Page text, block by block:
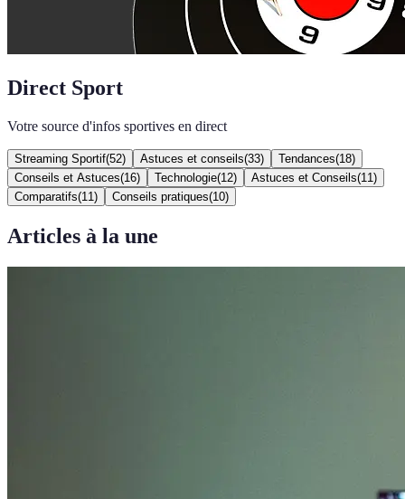
Direct Sport
Votre source d'infos sportives en direct
Streaming Sportif(52) Astuces et conseils(33) Tendances(18)
Conseils et Astuces(16) Technologie(12) Astuces et Conseils(11 )
Comparatifs(11 ) Conseils pratiques(10)
Articles à la une